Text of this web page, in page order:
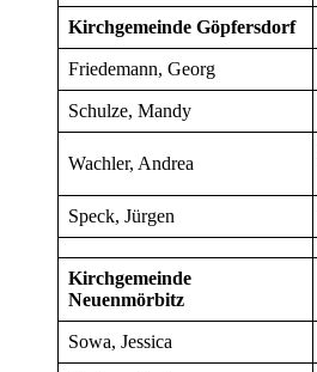
Kirchgemeinde Göpfersdorf
Friedemann, Georg
Schulze, Mandy
Wachler, Andrea
Speck, Jürgen
Kirchgemeinde
Neuenmörbitz
Sowa, Jessica